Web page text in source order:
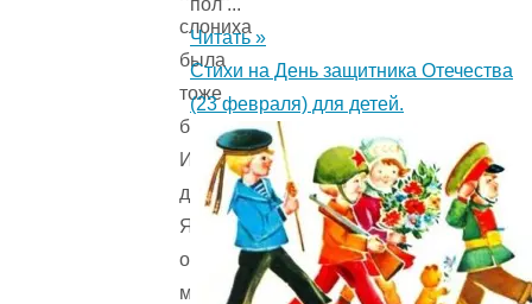
слониха
была
тоже
большая.
И
даже
Ялмара
очень
маленьким
Читать »
Стихи на День защитника Отечества
(23 февраля) для детей.